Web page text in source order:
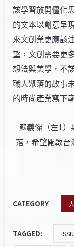
該學習放開僵化
的文本以創意呈
來文創業更應該
望，文創需要更
想法與美學，不
職人聚落的故事
的時尚產業寫下
蘇義傑（左1）
落，希望開啟
CATEGORY:
TAGGED: